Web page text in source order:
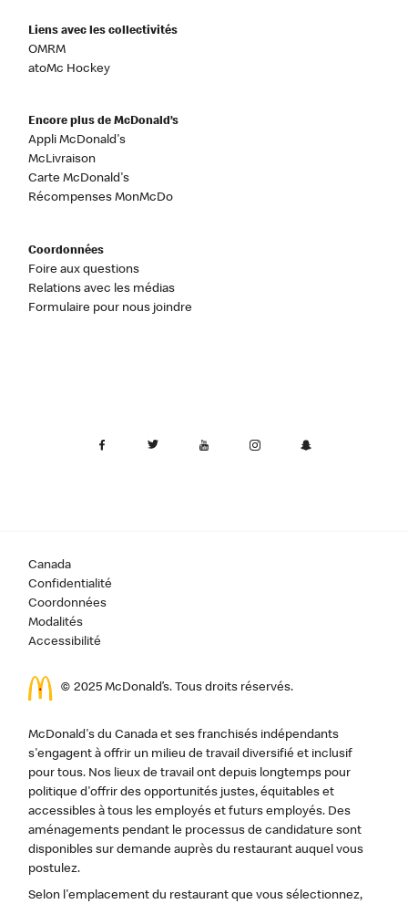
Liens avec les collectivités
OMRM
atoMc Hockey
Encore plus de McDonald’s
Appli McDonald's
McLivraison
Carte McDonald's
Récompenses MonMcDo
Coordonnées
Foire aux questions
Relations avec les médias
Formulaire pour nous joindre
Canada
Confidentialité
Coordonnées
Modalités
Accessibilité
© 2025 McDonald’s. Tous droits réservés.
McDonald's du Canada et ses franchisés indépendants
s'engagent à offrir un milieu de travail diversifié et inclusif
pour tous. Nos lieux de travail ont depuis longtemps pour
politique d'offrir des opportunités justes, équitables et
accessibles à tous les employés et futurs employés. Des
aménagements pendant le processus de candidature sont
disponibles sur demande auprès du restaurant auquel vous
postulez.
Selon l'emplacement du restaurant que vous sélectionnez,